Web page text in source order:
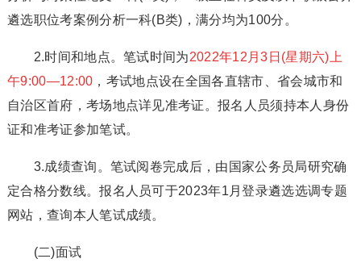
遴选职位考案例分析一科(B类)，满分均为100分。
2.时间和地点。笔试时间为2022年12月3日(星期六)上
午9:00—12:00 ，考试地点设在全国各直辖市、省会城市和
自治区首府，考场地点详见准考证。报名人员须持本人身份
证和准考证参加笔试。
3.成绩查询。笔试阅卷完成后，由国家公务员局研究确
定合格分数线。报名人员可于2023年1月登录遴选选调专题
网站，查询本人笔试成绩。
(二)面试